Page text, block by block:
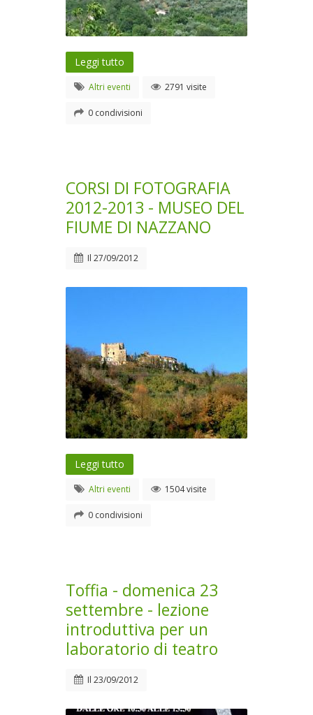
Leggi tutto
Altri eventi 2791 visite
0 condivisioni
CORSI DI FOTOGRAFIA
2012-2013 - MUSEO DEL
FIUME DI NAZZANO
Il 27/09/2012
Leggi tutto
Altri eventi 1504 visite
0 condivisioni
Toffia - domenica 23
settembre - lezione
introduttiva per un
laboratorio di teatro
Il 23/09/2012